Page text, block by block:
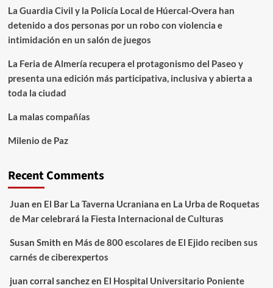
La Guardia Civil y la Policía Local de Húercal-Overa han
detenido a dos personas por un robo con violencia e
intimidación en un salón de juegos
La Feria de Almería recupera el protagonismo del Paseo y
presenta una edición más participativa, inclusiva y abierta a
toda la ciudad
La malas compañías
Milenio de Paz
Recent Comments
Juan en El Bar La Taverna Ucraniana en La Urba de Roquetas
de Mar celebrará la Fiesta Internacional de Culturas
Susan Smith en Más de 800 escolares de El Ejido reciben sus
carnés de ciberexpertos
juan corral sanchezen El Hospital Universitario Poniente